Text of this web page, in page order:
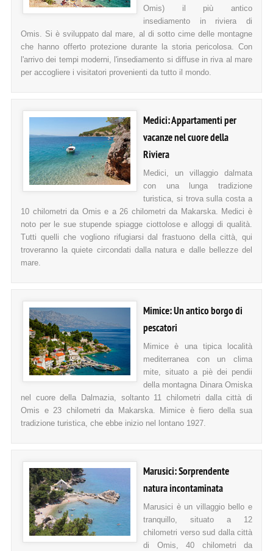
Omis) il più antico
insediamento in riviera di
Omis. Si è sviluppato dal mare, al di sotto cime delle montagne
che hanno offerto protezione durante la storia pericolosa. Con
l'arrivo dei tempi moderni, l'insediamento si diffuse in riva al mare
per accogliere i visitatori provenienti da tutto il mondo.
Medici: Appartamenti per
vacanze nel cuore della
Riviera
Medici, un villaggio dalmata
con una lunga tradizione
turistica, si trova sulla costa a
10 chilometri da Omis e a 26 chilometri da Makarska. Medici è
noto per le sue stupende spiagge ciottolose e alloggi di qualità.
Tutti quelli che vogliono rifugiarsi dal frastuono della città, qui
troveranno la quiete circondati dalla natura e dalle bellezze del
mare.
Mimice: Un antico borgo di
pescatori
Mimice è una tipica località
mediterranea con un clima
mite, situato a piè dei pendii
della montagna Dinara Omiska
nel cuore della Dalmazia, soltanto 11 chilometri dalla città di
Omis e 23 chilometri da Makarska. Mimice è fiero della sua
tradizione turistica, che ebbe inizio nel lontano 1927.
Marusici: Sorprendente
natura incontaminata
Marusici è un villaggio bello e
tranquillo, situato a 12
chilometri verso sud dalla città
di Omis, 40 chilometri da